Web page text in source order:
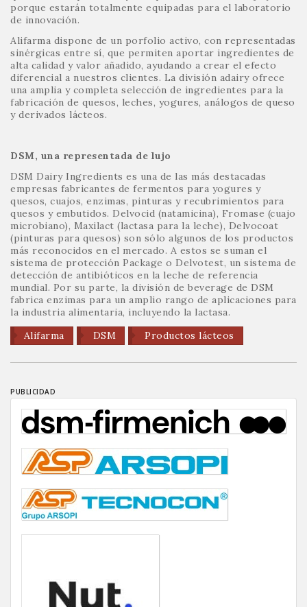
porque estarán totalmente equipadas para el laboratorio
de innovación.
Alifarma dispone de un porfolio activo, con representadas
sinérgicas entre sí, que permiten aportar ingredientes de
alta calidad y valor añadido, ayudando a crear el efecto
diferencial a nuestros clientes. La división adairy ofrece
una amplia y completa selección de ingredientes para la
fabricación de quesos, leches, yogures, análogos de queso
y derivados lácteos.
DSM, una representada de lujo
DSM Dairy Ingredients es una de las más destacadas
empresas fabricantes de fermentos para yogures y
quesos, cuajos, enzimas, pinturas y recubrimientos para
quesos y embutidos. Delvocid (natamicina), Fromase (cuajo
microbiano), Maxilact (lactasa para la leche), Delvocoat
(pinturas para quesos) son sólo algunos de los productos
más reconocidos en el mercado. A estos se suman el
sistema de protección Package o Delvotest, un sistema de
detección de antibióticos en la leche de referencia
mundial. Por su parte, la división de beverage de DSM
fabrica enzimas para un amplio rango de aplicaciones para
la industria alimentaria, incluyendo la lactasa.
Alifarma
DSM Productos lácteos
PUBLICIDAD